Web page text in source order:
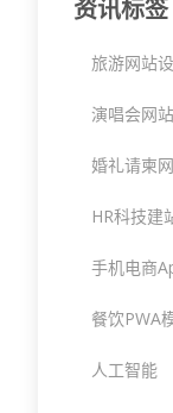
资讯标签
旅游网站
演唱会网
婚礼请柬
HR科技建
手机电商
餐饮PWA
人工智能